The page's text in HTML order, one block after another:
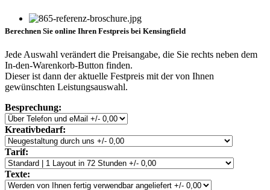
Berechnen Sie online Ihren Festpreis bei Kensingfield
Jede Auswahl verändert die Preisangabe, die Sie rechts neben dem
In-den-Warenkorb-Button finden.
Dieser ist dann der aktuelle Festpreis mit der von Ihnen
gewünschten Leistungsauswahl.
Besprechung:
Kreativbedarf:
Tarif:
Texte: